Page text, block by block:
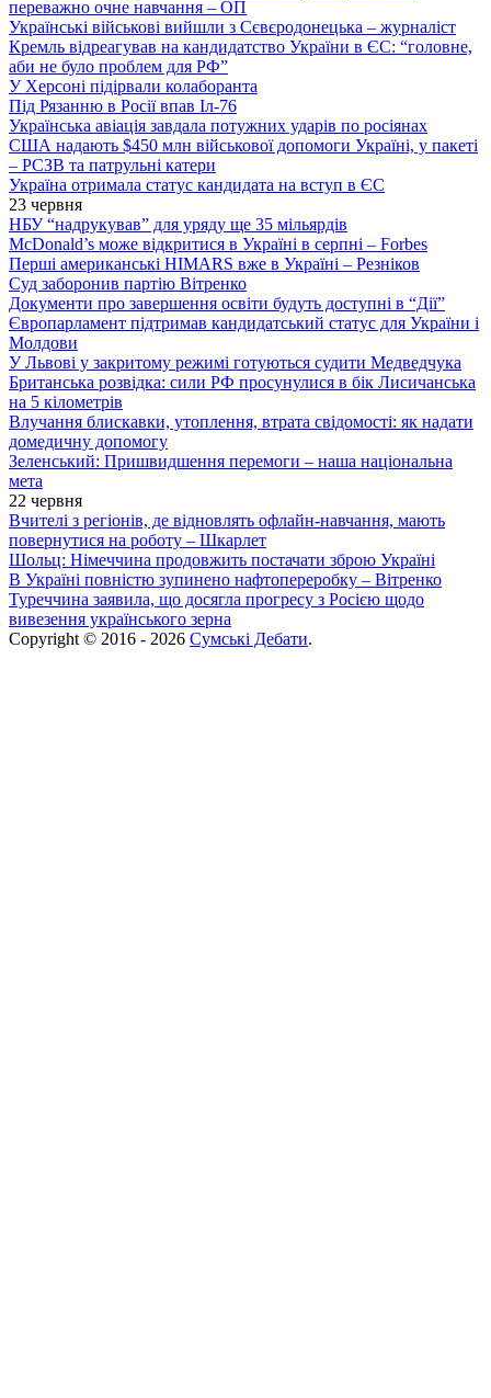
переважно очне навчання – ОП
Українські військові вийшли з Сєвєродонецька – журналіст
Кремль відреагував на кандидатство України в ЄС: “головне,
аби не було проблем для РФ”
У Херсоні підірвали колаборанта
Під Рязанню в Росії впав Іл-76
Українська авіація завдала потужних ударів по росіянах
США надають $450 млн військової допомоги Україні, у пакеті
– РСЗВ та патрульні катери
Україна отримала статус кандидата на вступ в ЄС
23 червня
НБУ “надрукував” для уряду ще 35 мільярдів
McDonald’s може відкритися в Україні в серпні – Forbes
Перші американські HIMARS вже в Україні – Резніков
Суд заборонив партію Вітренко
Документи про завершення освіти будуть доступні в “Дії”
Європарламент підтримав кандидатський статус для України і
Молдови
У Львові у закритому режимі готуються судити Медведчука
Британська розвідка: сили РФ просунулися в бік Лисичанська
на 5 кілометрів
Влучання блискавки, утоплення, втрата свідомості: як надати
домедичну допомогу
Зеленський: Пришвидшення перемоги – наша національна
мета
22 червня
Вчителі з регіонів, де відновлять офлайн-навчання, мають
повернутися на роботу – Шкарлет
Шольц: Німеччина продовжить постачати зброю Україні
В Україні повністю зупинено нафтопереробку – Вітренко
Туреччина заявила, що досягла прогресу з Росією щодо
вивезення українського зерна
Copyright © 2016 - 2026 Сумські Дебати.